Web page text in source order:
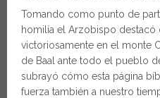
Tomando como punto de
homilía el Arzobispo destacó
victoriosamente en el monte
de Baal ante todo el pueblo
subrayó cómo esta página
fuerza también a nuestro